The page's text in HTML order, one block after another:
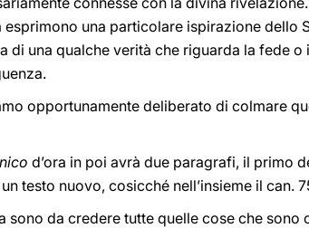
una particolare ispirazione dello
una qualche verità che riguarda la fede o
opportunamente deliberato di colmare
d’ora in poi avrà due paragrafi, il primo
testo nuovo, cosicché nell’insieme il can.
sono da credere tutte quelle cose che sono